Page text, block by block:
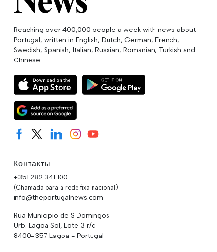
Reaching over 400,000 people a week with news about
Portugal, written in English, Dutch, German, French,
Swedish, Spanish, Italian, Russian, Romanian, Turkish and
Chinese.
Контакты
+351 282 341 100
(Chamada para a rede fixa nacional)
info@theportugalnews.com
Rua Municipio de S Domingos
Urb. Lagoa Sol, Lote 3 r/c
8400-357 Lagoa - Portugal